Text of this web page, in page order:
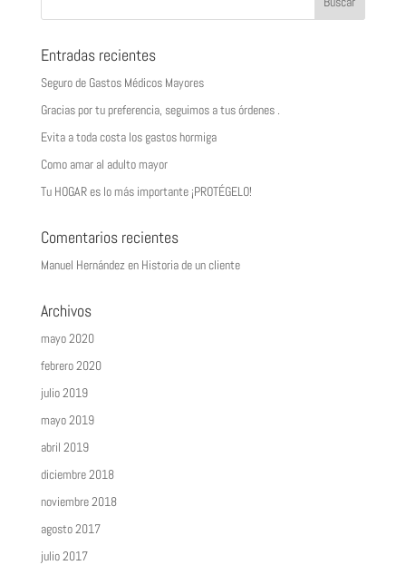
Entradas recientes
Seguro de Gastos Médicos Mayores
Gracias por tu preferencia, seguimos a tus órdenes .
Evita a toda costa los gastos hormiga
Como amar al adulto mayor
Tu HOGAR es lo más importante ¡PROTÉGELO!
Comentarios recientes
Manuel Hernándezen Historia de un cliente
Archivos
mayo 2020
febrero 2020
julio 2019
mayo 2019
abril 2019
diciembre 2018
noviembre 2018
agosto 2017
julio 2017